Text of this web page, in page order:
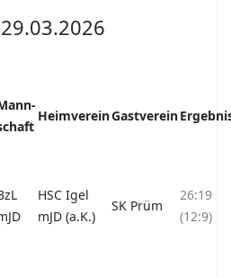
HeimvereinGastverein
HSC Igel
mJD (a.K.)
SK Prüm
26:19
(12:9)